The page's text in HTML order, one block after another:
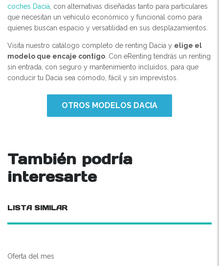
coches Dacia , con alternativas diseñadas tanto para particulares
que necesitan un vehículo económico y funcional como para
quienes buscan espacio y versatilidad en sus desplazamientos.
Visita nuestro catálogo completo de renting Dacia y elige el
modelo que encaje contigo . Con eRenting tendrás un renting
sin entrada, con seguro y mantenimiento incluidos, para que
conducir tu Dacia sea cómodo, fácil y sin imprevistos.
OTROS MODELOS DACIA
También podría
interesarte
LISTA SIMILAR
Oferta del mes